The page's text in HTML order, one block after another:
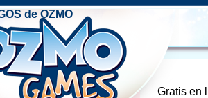
Gratis en
de OZMO